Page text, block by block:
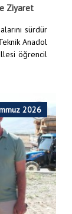
Ziyaret
sürdür
Anadol
öğrencil
2026